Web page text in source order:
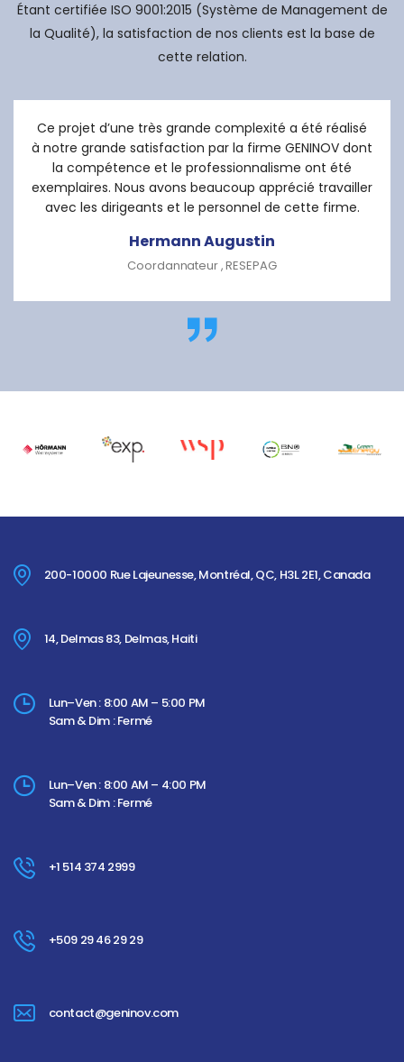
Étant certifiée ISO 9001:2015 (Système de Management de
la Qualité), la satisfaction de nos clients est la base de
cette relation.
Ce projet d’une très grande complexité a été réalisé
à notre grande satisfaction par la firme GENINOV dont
la compétence et le professionnalisme ont été
exemplaires. Nous avons beaucoup apprécié travailler
avec les dirigeants et le personnel de cette firme.
Hermann Augustin
Coordannateur , RESEPAG
200-10000 Rue Lajeunesse, Montréal, QC, H3L 2E1, Canada
14, Delmas 83, Delmas, Haiti
Lun–Ven : 8:00 AM – 5:00 PM
Sam & Dim : Fermé
Lun–Ven : 8:00 AM – 4:00 PM
Sam & Dim : Fermé
+1 514 374 2999
+509 29 46 29 29
contact@geninov.com